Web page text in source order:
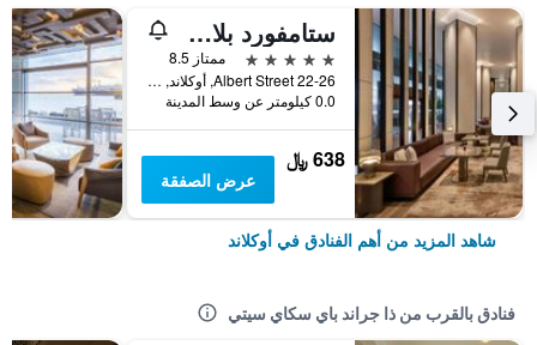
ستامفورد بلازا أوكلاند
5 نجوم
ممتاز 8.5
22-26 Albert Street, أوكلاند, نيوزيلندا
0.0 كيلومتر عن وسط المدينة
638 ﷼
عرض الصفقة
شاهد المزيد من أهم الفنادق في أوكلاند
فنادق بالقرب من ذا جراند باي سكاي سيتي